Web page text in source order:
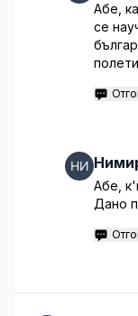
Абе,
се
Абе,
Дано